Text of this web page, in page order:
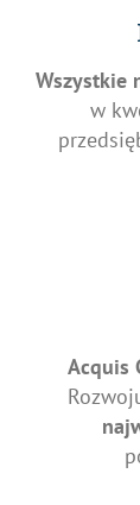
Wszystkie
w
Acquis